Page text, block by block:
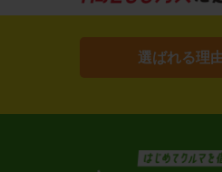
選ばれる理